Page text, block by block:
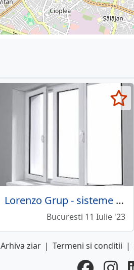
Lorenzo Grup - sisteme de profile aluminiu
Bucuresti 11 Iulie '23
Arhiva ziar | Termeni si conditii |